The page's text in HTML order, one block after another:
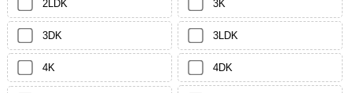
2LDK 3K
3DK 3LDK
4K 4DK